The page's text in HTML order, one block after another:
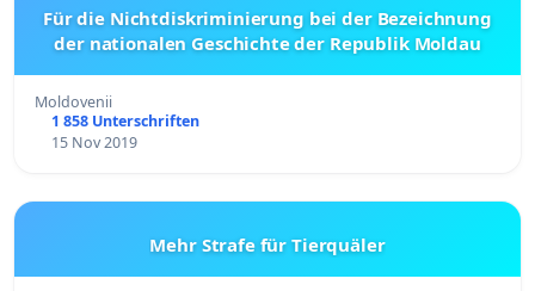
Für die Nichtdiskriminierung bei der Bezeichnung
der nationalen Geschichte der Republik Moldau
Moldovenii
1 858 Unterschriften
15 Nov 2019
Mehr Strafe für Tierquäler